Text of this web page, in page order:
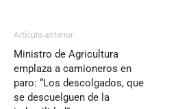
Artículo anterior
Ministro de Agricultura
emplaza a camioneros en
paro: “Los descolgados, que
se descuelguen de la